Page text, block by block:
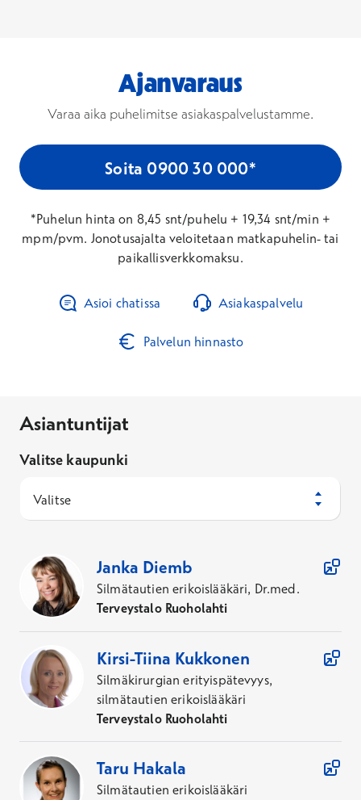
Ajanvaraus
Varaa aika puhelimitse asiakaspalvelustamme.
Soita 0900 30 000*
*Puhelun hinta on 8,45 snt/puhelu + 19,34 snt/min +
mpm/pvm. Jonotusajalta veloitetaan matkapuhelin- tai
paikallisverkkomaksu.
Asioi chatissa Asiakaspalvelu
Palvelun hinnasto
Asiantuntijat
Valitse kaupunki
Valitse
Janka Diemb
Silmätautien erikoislääkäri, Dr.med.
Terveystalo Ruoholahti
Kirsi-Tiina Kukkonen
Silmäkirurgian erityispätevyys,
silmätautien erikoislääkäri
Terveystalo Ruoholahti
Taru Hakala
Silmätautien erikoislääkäri